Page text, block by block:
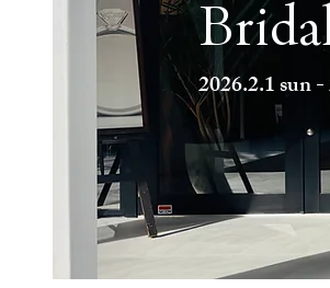
​2026.2.1 sun